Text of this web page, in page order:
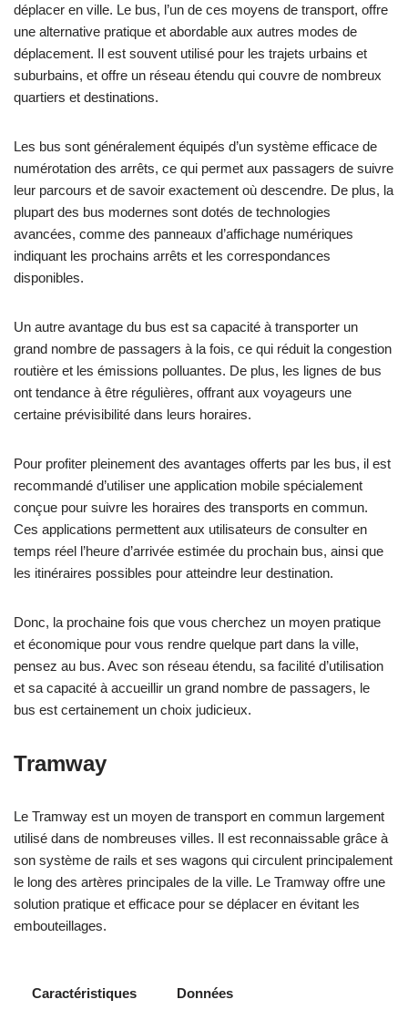
déplacer en ville. Le bus, l’un de ces moyens de transport, offre
une alternative pratique et abordable aux autres modes de
déplacement. Il est souvent utilisé pour les trajets urbains et
suburbains, et offre un réseau étendu qui couvre de nombreux
quartiers et destinations.
Les bus sont généralement équipés d’un système efficace de
numérotation des arrêts, ce qui permet aux passagers de suivre
leur parcours et de savoir exactement où descendre. De plus, la
plupart des bus modernes sont dotés de technologies
avancées, comme des panneaux d’affichage numériques
indiquant les prochains arrêts et les correspondances
disponibles.
Un autre avantage du bus est sa capacité à transporter un
grand nombre de passagers à la fois, ce qui réduit la congestion
routière et les émissions polluantes. De plus, les lignes de bus
ont tendance à être régulières, offrant aux voyageurs une
certaine prévisibilité dans leurs horaires.
Pour profiter pleinement des avantages offerts par les bus, il est
recommandé d’utiliser une application mobile spécialement
conçue pour suivre les horaires des transports en commun.
Ces applications permettent aux utilisateurs de consulter en
temps réel l’heure d’arrivée estimée du prochain bus, ainsi que
les itinéraires possibles pour atteindre leur destination.
Donc, la prochaine fois que vous cherchez un moyen pratique
et économique pour vous rendre quelque part dans la ville,
pensez au bus. Avec son réseau étendu, sa facilité d’utilisation
et sa capacité à accueillir un grand nombre de passagers, le
bus est certainement un choix judicieux.
Tramway
Le Tramway est un moyen de transport en commun largement
utilisé dans de nombreuses villes. Il est reconnaissable grâce à
son système de rails et ses wagons qui circulent principalement
le long des artères principales de la ville. Le Tramway offre une
solution pratique et efficace pour se déplacer en évitant les
embouteillages.
Caractéristiques Données